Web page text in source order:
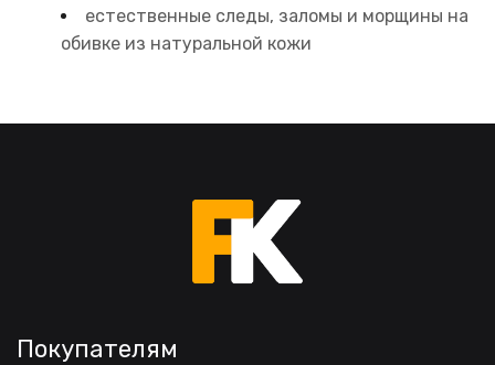
естественные следы, заломы и морщины на
обивке из натуральной кожи
Покупателям